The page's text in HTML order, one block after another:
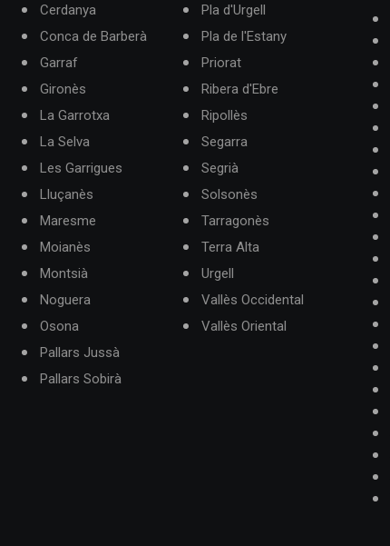
Cerdanya
Conca de Barberà
Garraf
Gironès
La Garrotxa
La Selva
Les Garrigues
Lluçanès
Maresme
Moianès
Montsià
Noguera
Osona
Pallars Jussà
Pallars Sobirà
Pla d'Urgell
Pla de l'Estany
Priorat
Ribera d'Ebre
Ripollès
Segarra
Segrià
Solsonès
Tarragonès
Terra Alta
Urgell
Vallès Occidental
Vallès Oriental